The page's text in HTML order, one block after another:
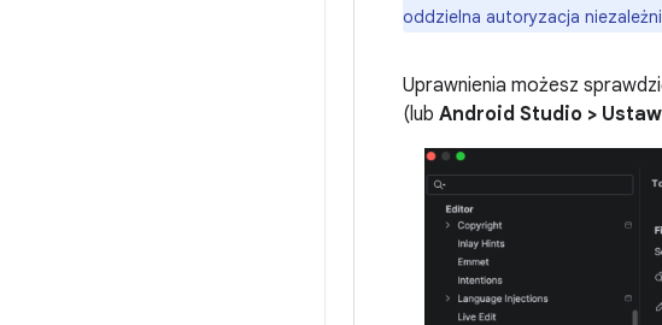
oddzielna autoryzacja
Uprawnienia możesz
(lub Android Studio >